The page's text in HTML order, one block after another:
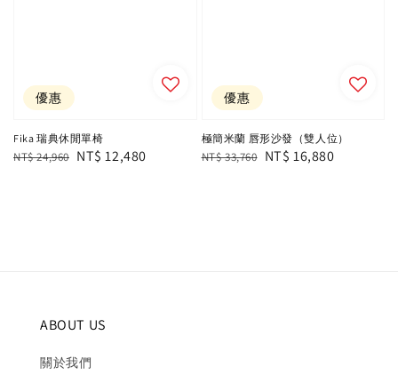
優惠
Fika 瑞典休閒單椅
Regular
NT$ 24,960 Sale
NT$ 12,480
優惠
極簡米蘭 唇形沙發（雙人位）
Regular
NT$ 33,760 Sale
NT$ 16,880
ABOUT US
關於我們